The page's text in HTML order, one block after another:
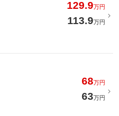
129.9万円
113.9万円
68万円
63万円